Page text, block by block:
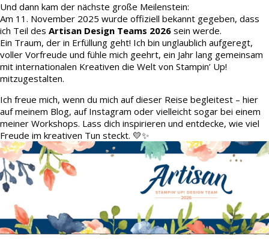
Und dann kam der nächste große Meilenstein:
Am 11. November 2025 wurde offiziell bekannt gegeben, dass
ich Teil des Artisan Design Teams 2026 sein werde.
Ein Traum, der in Erfüllung geht! Ich bin unglaublich aufgeregt,
voller Vorfreude und fühle mich geehrt, ein Jahr lang gemeinsam
mit internationalen Kreativen die Welt von Stampin’ Up!
mitzugestalten.
Ich freue mich, wenn du mich auf dieser Reise begleitest – hier
auf meinem Blog, auf Instagram oder vielleicht sogar bei einem
meiner Workshops. Lass dich inspirieren und entdecke, wie viel
Freude im kreativen Tun steckt. 💛✨